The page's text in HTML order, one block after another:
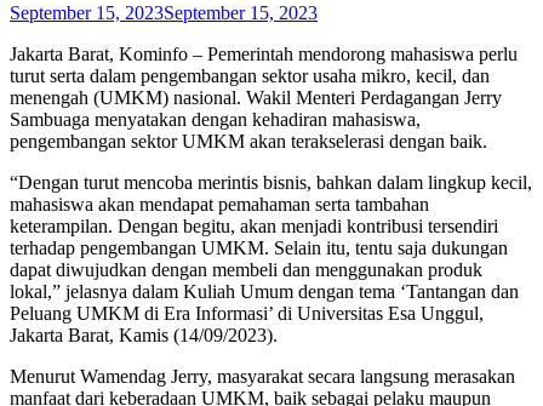
September 15, 2023September 15, 2023
Jakarta Barat, Kominfo – Pemerintah mendorong mahasiswa perlu
turut serta dalam pengembangan sektor usaha mikro, kecil, dan
menengah (UMKM) nasional. Wakil Menteri Perdagangan Jerry
Sambuaga menyatakan dengan kehadiran mahasiswa,
pengembangan sektor UMKM akan terakselerasi dengan baik.
“Dengan turut mencoba merintis bisnis, bahkan dalam lingkup kecil,
mahasiswa akan mendapat pemahaman serta tambahan
keterampilan. Dengan begitu, akan menjadi kontribusi tersendiri
terhadap pengembangan UMKM. Selain itu, tentu saja dukungan
dapat diwujudkan dengan membeli dan menggunakan produk
lokal,” jelasnya dalam Kuliah Umum dengan tema ‘Tantangan dan
Peluang UMKM di Era Informasi’ di Universitas Esa Unggul,
Jakarta Barat, Kamis (14/09/2023).
Menurut Wamendag Jerry, masyarakat secara langsung merasakan
manfaat dari keberadaan UMKM, baik sebagai pelaku maupun